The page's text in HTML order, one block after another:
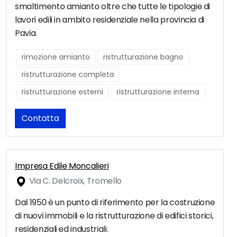
smaltimento amianto oltre che tutte le tipologie di
lavori edili in ambito residenziale nella provincia di
Pavia.
rimozione amianto
ristrutturazione bagno
ristrutturazione completa
ristrutturazione esterni
ristrutturazione interna
Contatta
Impresa Edile Moncalieri
Via C. Delcroix, Tromello
Dal 1950 è un punto di riferimento per la costruzione
di nuovi immobili e la ristrutturazione di edifici storici,
residenziali ed industriali.